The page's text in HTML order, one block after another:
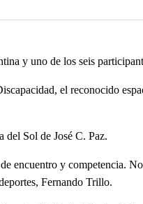
y uno de los seis
el reconocido
del Sol de José C. Paz.
encuentro y competencia.
Fernando Trillo.